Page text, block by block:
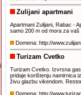
Zulijani apartmani
Apartmani Zulijani, Rabac -
samo 200 m od mora za
Domena: http://
Turizam Cvetko
Turizam Cvetko. Izvrsna
pridaje korištenju namirnica
živu glazbu vikendom.
Domena: http://